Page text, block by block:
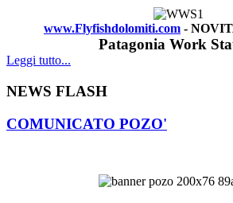
www.Flyfishdolomiti.com -
Patagonia Work
Leggi tutto...
NEWS FLASH
COMUNICATO POZO'